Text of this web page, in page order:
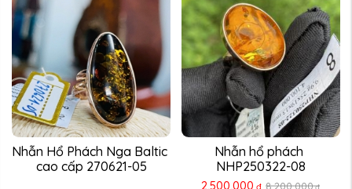
Nhẫn Hổ Phách Nga Baltic
cao cấp 270621-05
Nhẫn hổ phách
NHP250322-08
2,500,000 8,200,000